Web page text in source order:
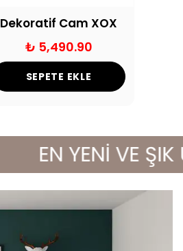
Dekoratif Cam XOX
₺ 5,490.90
SEPETE EKLE
EN YENİ VE ŞIK